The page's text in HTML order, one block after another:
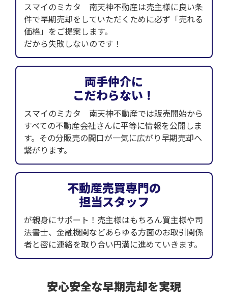
スマイのミカタ 南天神不動産は売主様に良い条
件で早期売却をしていただくために必ず「売れる
価格」をご提案します。
だから失敗しないのです！
両手仲介に
こだわらない！
スマイのミカタ 南天神不動産では販売開始から
すべての不動産会社さんに平等に情報を公開しま
す。その分販売の間口が一気に広がり早期売却へ
繋がります。
不動産売買専門の
担当スタッフ
が親身にサポート！売主様はもちろん買主様や司
法書士、金融機関などあらゆる方面のお取引関係
者と密に連絡を取り合い円満に進めていきます。
安心安全な早期売却を実現